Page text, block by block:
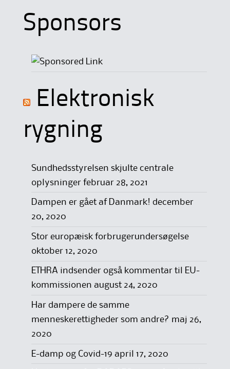
Sponsors
Elektronisk
rygning
Sundhedsstyrelsen skjulte centrale
oplysninger februar 28, 2021
Dampen er gået af Danmark! december
20, 2020
Stor europæisk forbrugerundersøgelse
oktober 12, 2020
ETHRA indsender også kommentar til EU-
kommissionen august 24, 2020
Har dampere de samme
menneskerettigheder som andre? maj 26,
2020
E-damp og Covid-19 april 17, 2020